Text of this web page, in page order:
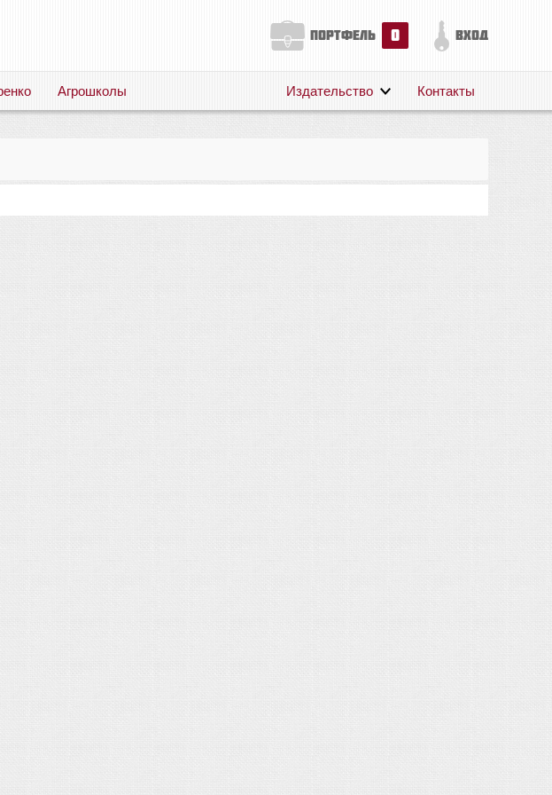
портфель 0 вход
Агрошколы Издательство Контакты